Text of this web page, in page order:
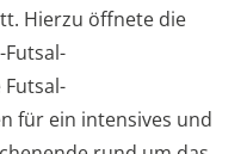
Hierzu öffnete die
für ein intensives und